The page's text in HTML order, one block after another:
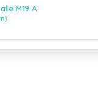
M19 A